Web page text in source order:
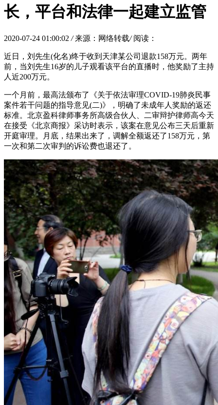
长，平台和法律一起建立监管
2020-07-24 01:00:02 / 来源：网络转载/ 阅读：
近日，刘先生(化名)终于收到天津某公司退款158万元。两年
前，当刘先生16岁的儿子观看该平台的直播时，他奖励了主持
人近200万元。
一个月前，最高法颁布了《关于依法审理COVID-19肺炎民事
案件若干问题的指导意见(二)》，明确了未成年人奖励的返还
标准。北京盈科律师事务所高级合伙人、二审辩护律师高今天
在接受《北京商报》采访时表示，该案在意见公布三天后重新
开庭审理。月底，结果出来了，调解全额返还了158万元，第
一次和第二次审判的诉讼费也退还了。